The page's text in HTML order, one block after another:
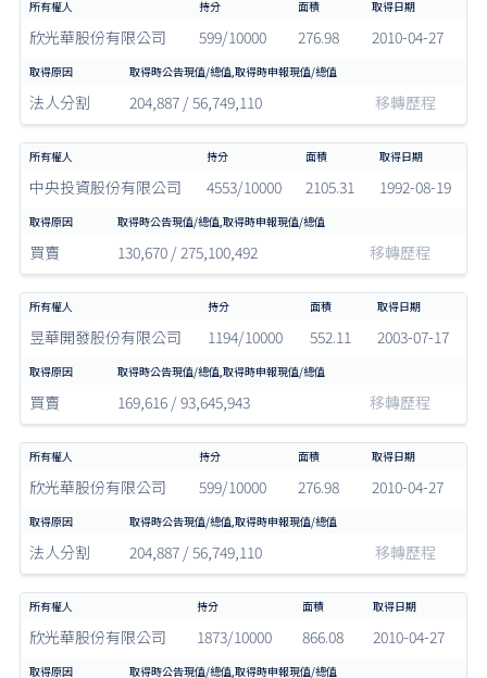
欣光華股份有限公司 599/10000 276.98 2010-04-27
法人分割 204,887 / 56,749,110 移轉歷程
中央投資股份有限公司 4553/10000 2105.31 1992-08-19
買賣 130,670 / 275,100,492 移轉歷程
昱華開發股份有限公司 1194/10000 552.11 2003-07-17
買賣 169,616 / 93,645,943 移轉歷程
欣光華股份有限公司 599/10000 276.98 2010-04-27
法人分割 204,887 / 56,749,110 移轉歷程
欣光華股份有限公司 1873/10000 866.08 2010-04-27